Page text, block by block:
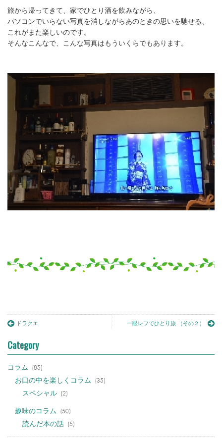
旅から帰ってきて、家でひとり酒を飲みながら、
パソコンでいらない写真を消しながらあのときの思いを馳せる、
これがまた楽しいのです。
そんなこんなで、こんな写真はもういくらでもあります。
ドラクエ 一眼レフでひとり旅 （その２）
Category
コラム (85)
お口の中を楽しくコラム (35)
スペシャル (2)
趣味のコラム (50)
読んだ本の話 (5)